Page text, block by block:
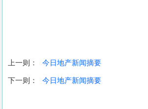
收
上一则： 今日地产新闻摘要
下一则： 今日地产新闻摘要